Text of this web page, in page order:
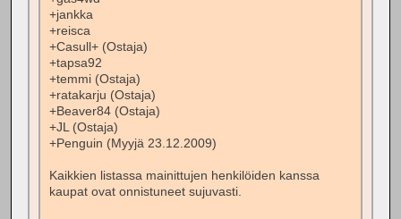
+jankka
+reisca
+Casull+ (Ostaja)
+tapsa92
+temmi (Ostaja)
+ratakarju (Ostaja)
+Beaver84 (Ostaja)
+JL (Ostaja)
+Penguin (Myyjä 23.12.2009)
Kaikkien listassa mainittujen henkilöiden kanssa
kaupat ovat onnistuneet sujuvasti.